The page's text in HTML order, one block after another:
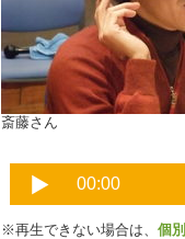
斎藤さん
※再生できない場合は、 個